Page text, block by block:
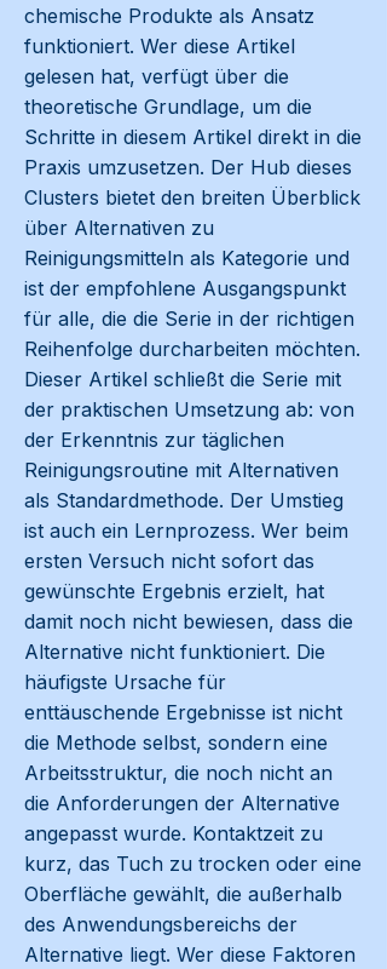
chemische Produkte als Ansatz
funktioniert. Wer diese Artikel
gelesen hat, verfügt über die
theoretische Grundlage, um die
Schritte in diesem Artikel direkt in die
Praxis umzusetzen. Der Hub dieses
Clusters bietet den breiten Überblick
über Alternativen zu
Reinigungsmitteln als Kategorie und
ist der empfohlene Ausgangspunkt
für alle, die die Serie in der richtigen
Reihenfolge durcharbeiten möchten.
Dieser Artikel schließt die Serie mit
der praktischen Umsetzung ab: von
der Erkenntnis zur täglichen
Reinigungsroutine mit Alternativen
als Standardmethode. Der Umstieg
ist auch ein Lernprozess. Wer beim
ersten Versuch nicht sofort das
gewünschte Ergebnis erzielt, hat
damit noch nicht bewiesen, dass die
Alternative nicht funktioniert. Die
häufigste Ursache für
enttäuschende Ergebnisse ist nicht
die Methode selbst, sondern eine
Arbeitsstruktur, die noch nicht an
die Anforderungen der Alternative
angepasst wurde. Kontaktzeit zu
kurz, das Tuch zu trocken oder eine
Oberfläche gewählt, die außerhalb
des Anwendungsbereichs der
Alternative liegt. Wer diese Faktoren